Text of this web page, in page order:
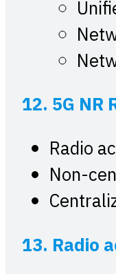
12. 5G
Radio
Non-
13. Radio